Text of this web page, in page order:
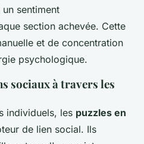
sentiment
section achevée. Cette
et de concentration
psychologique.
sociaux à travers les
individuels, les puzzles en
de lien social. Ils